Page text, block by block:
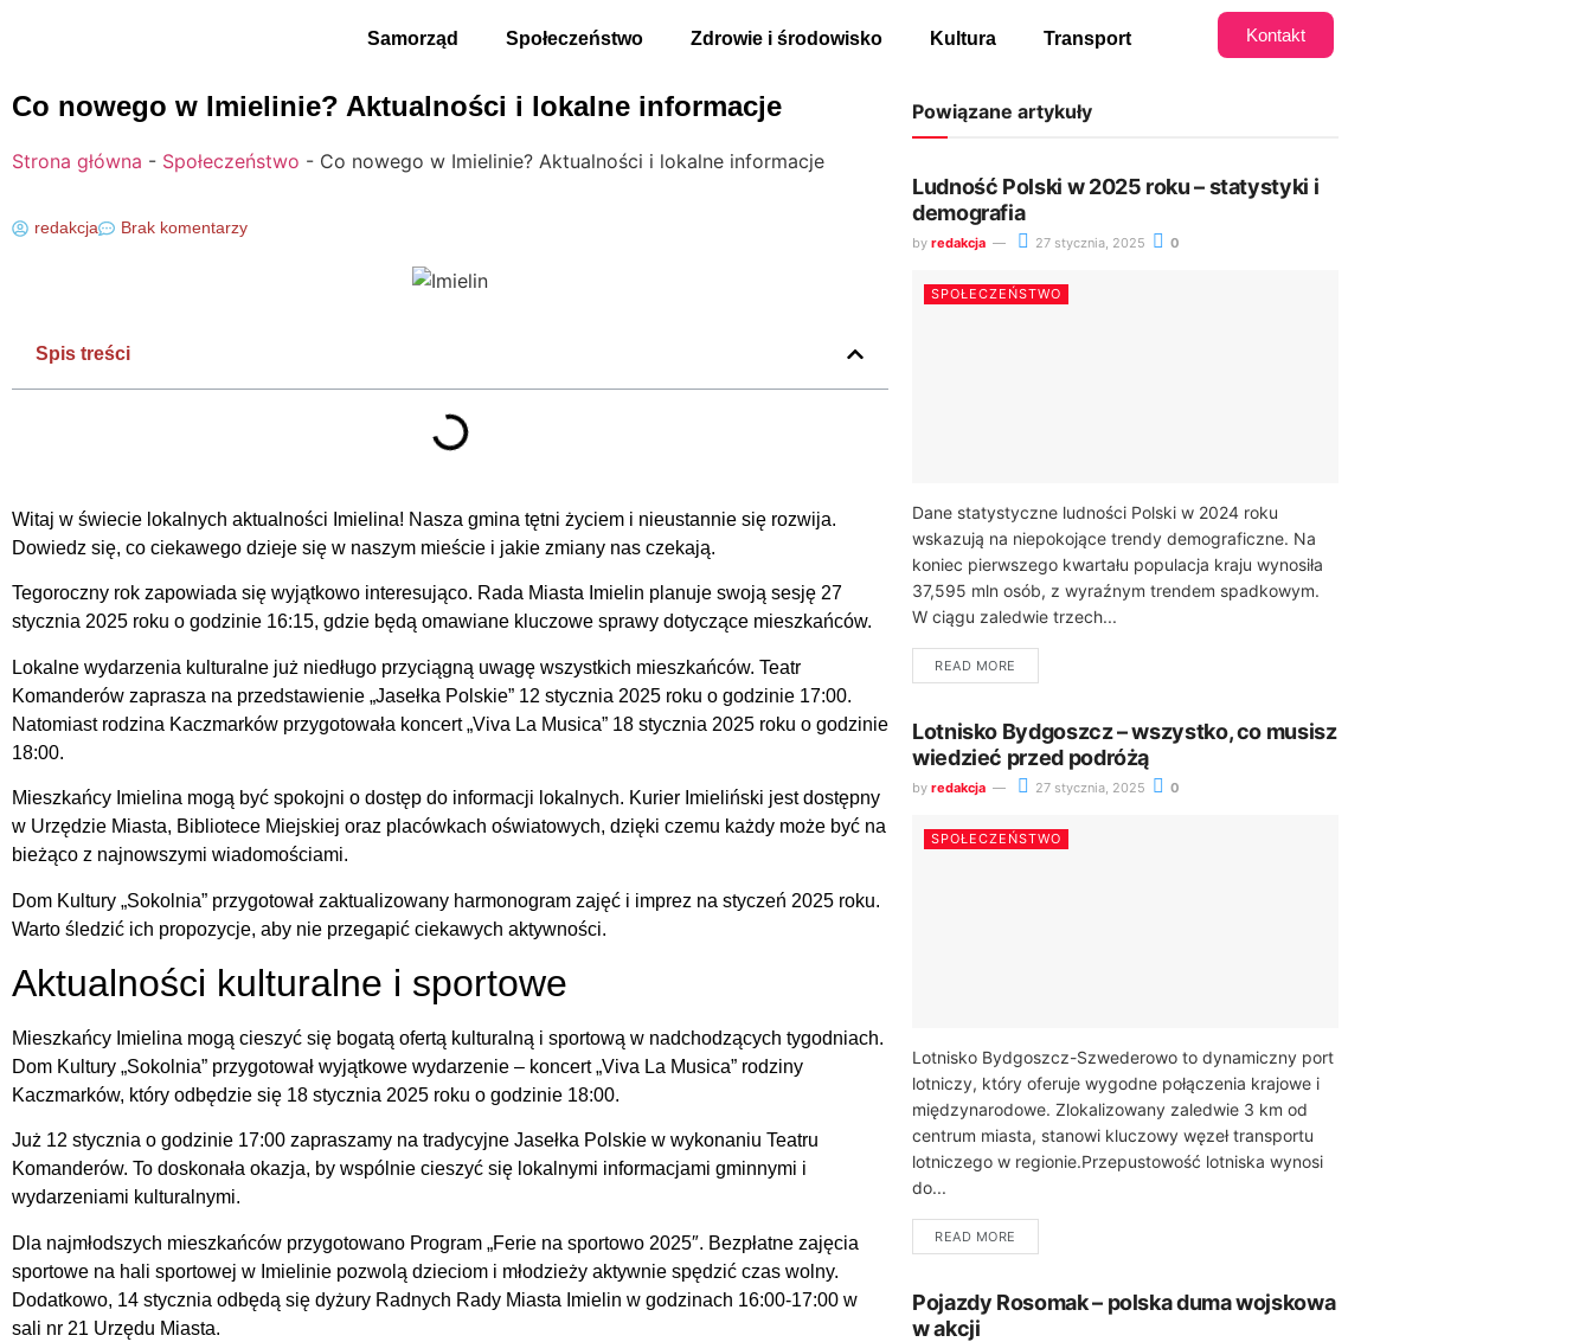
Samorząd Społeczeństwo Zdrowie i środowisko Kultura Transport Kontakt
Co nowego w Imielinie? Aktualności i lokalne informacje
Strona główna - Społeczeństwo - Co nowego w Imielinie? Aktualności i lokalne informacje
redakcja Brak komentarzy
Spis treści
Witaj w świecie lokalnych aktualności Imielina! Nasza gmina tętni życiem i nieustannie się rozwija.
Dowiedz się, co ciekawego dzieje się w naszym mieście i jakie zmiany nas czekają.
Tegoroczny rok zapowiada się wyjątkowo interesująco. Rada Miasta Imielin planuje swoją sesję 27
stycznia 2025 roku o godzinie 16:15, gdzie będą omawiane kluczowe sprawy dotyczące mieszkańców.
Lokalne wydarzenia kulturalne już niedługo przyciągną uwagę wszystkich mieszkańców. Teatr
Komanderów zaprasza na przedstawienie „Jasełka Polskie” 12 stycznia 2025 roku o godzinie 17:00.
Natomiast rodzina Kaczmarków przygotowała koncert „Viva La Musica” 18 stycznia 2025 roku o godzinie
18:00.
Mieszkańcy Imielina mogą być spokojni o dostęp do informacji lokalnych. Kurier Imieliński jest dostępny
w Urzędzie Miasta, Bibliotece Miejskiej oraz placówkach oświatowych, dzięki czemu każdy może być na
bieżąco z najnowszymi wiadomościami.
Dom Kultury „Sokolnia” przygotował zaktualizowany harmonogram zajęć i imprez na styczeń 2025 roku.
Warto śledzić ich propozycje, aby nie przegapić ciekawych aktywności.
Aktualności kulturalne i sportowe
Mieszkańcy Imielina mogą cieszyć się bogatą ofertą kulturalną i sportową w nadchodzących tygodniach.
Dom Kultury „Sokolnia” przygotował wyjątkowe wydarzenie – koncert „Viva La Musica” rodziny
Kaczmarków, który odbędzie się 18 stycznia 2025 roku o godzinie 18:00.
Już 12 stycznia o godzinie 17:00 zapraszamy na tradycyjne Jasełka Polskie w wykonaniu Teatru
Komanderów. To doskonała okazja, by wspólnie cieszyć się lokalnymi informacjami gminnymi i
wydarzeniami kulturalnymi.
Dla najmłodszych mieszkańców przygotowano Program „Ferie na sportowo 2025″. Bezpłatne zajęcia
sportowe na hali sportowej w Imielinie pozwolą dzieciom i młodzieży aktywnie spędzić czas wolny.
Dodatkowo, 14 stycznia odbędą się dyżury Radnych Rady Miasta Imielin w godzinach 16:00-17:00 w
sali nr 21 Urzędu Miasta.
Powiązane artykuły
Ludność Polski w 2025 roku – statystyki i
demografia
by redakcja 27 stycznia, 2025 0
SPOŁECZEŃSTWO
Dane statystyczne ludności Polski w 2024 roku
wskazują na niepokojące trendy demograficzne. Na
koniec pierwszego kwartału populacja kraju wynosiła
37,595 mln osób, z wyraźnym trendem spadkowym.
W ciągu zaledwie trzech...
READ MORE
Lotnisko Bydgoszcz – wszystko, co musisz
wiedzieć przed podróżą
by redakcja 27 stycznia, 2025 0
SPOŁECZEŃSTWO
Lotnisko Bydgoszcz-Szwederowo to dynamiczny port
lotniczy, który oferuje wygodne połączenia krajowe i
międzynarodowe. Zlokalizowany zaledwie 3 km od
centrum miasta, stanowi kluczowy węzeł transportu
lotniczego w regionie.Przepustowość lotniska wynosi
do...
READ MORE
Pojazdy Rosomak – polska duma wojskowa
w akcji